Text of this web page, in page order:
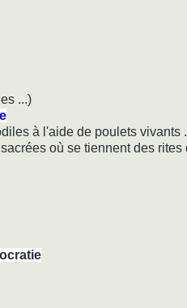
...)
à l'aide de poulets vivants
où se tiennent des rites